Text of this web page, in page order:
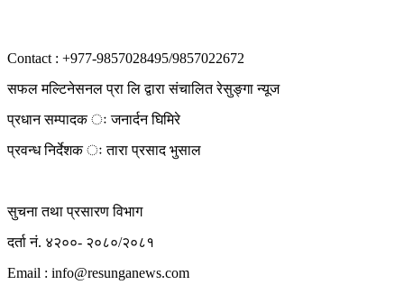
Contact : +977-9857028495/9857022672
सफल मल्टिनेसनल प्रा लि द्वारा संचालित रेसुङ्गा न्यूज
प्रधान सम्पादक ः जनार्दन घिमिरे
प्रवन्ध निर्देशक ः तारा प्रसाद भुसाल
सुचना तथा प्रसारण विभाग
दर्ता नं. ४२००- २०८०/२०८१
Email : info@resunganews.com